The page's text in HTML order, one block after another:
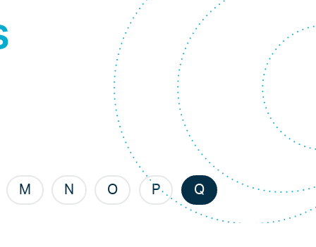
M N O P Q